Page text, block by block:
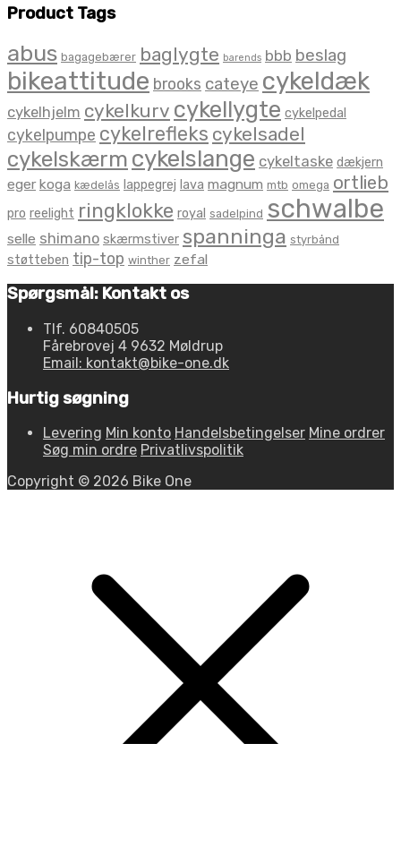
Product Tags
abus bagagebærer baglygte barends bbb beslag
bikeattitude brooks cateye cykeldæk
cykelhjelm cykelkurv cykellygte cykelpedal
cykelpumpe cykelrefleks cykelsadel
cykelskærm cykelslange cykeltaske dækjern
eger koga kædelås lappegrej lava magnum mtb omega ortlieb
pro reelight ringklokke royal sadelpind schwalbe
selle shimano skærmstiver spanninga styrbånd
støtteben tip-top winther zefal
Spørgsmål: Kontakt os
Tlf. 60840505
Fårebrovej 4 9632 Møldrup
Email: kontakt@bike-one.dk
Hurtig søgning
Levering Min konto Handelsbetingelser Mine ordrer
Søg min ordre Privatlivspolitik
Copyright © 2026 Bike One